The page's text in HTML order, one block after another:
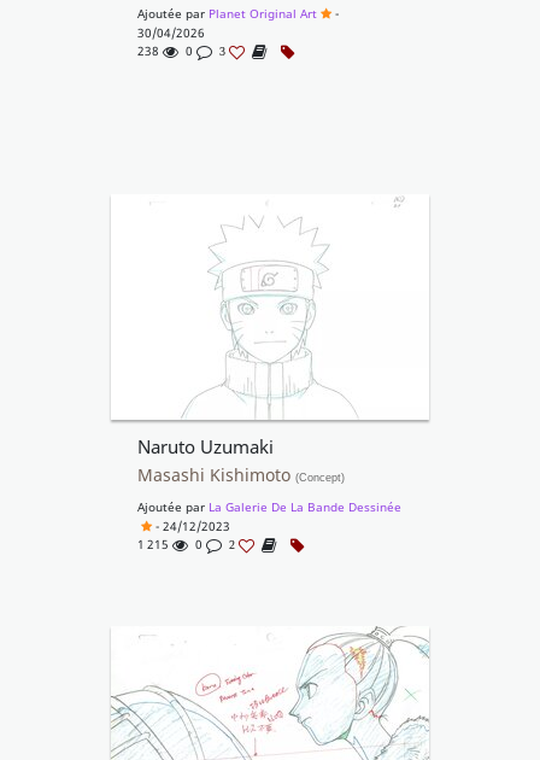
Ajoutée par Planet Original Art
-
30/04/2026
238
0 3
Naruto Uzumaki
Masashi Kishimoto (Concept)
Ajoutée par La Galerie De La Bande Dessinée
- 24/12/2023
1 215
0 2